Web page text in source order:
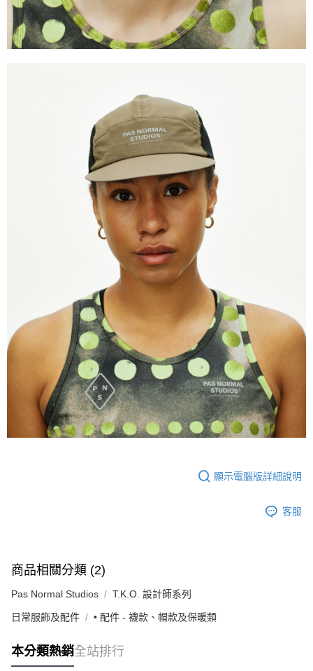
顯示電腦版詳細說明
客服
商品相關分類 (2)
Pas Normal Studios T.K.O. 設計師系列
日常服飾及配件 • 配件 - 襪款、帽款及保暖類
本分類熱銷全站排行